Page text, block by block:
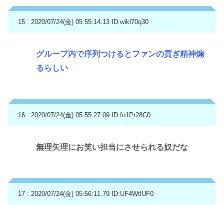
15 : 2020/07/24(金) 05:55:14.13 ID:wikl70q30
グループ内で序列つけるとファンの貢ぎ精神煽
るらしい
16 : 2020/07/24(金) 05:55:27.09 ID:fo1Pr28C0
無理矢理にお笑い担当にさせられる奴だな
17 : 2020/07/24(金) 05:56:11.79 ID:UF4WtlUF0